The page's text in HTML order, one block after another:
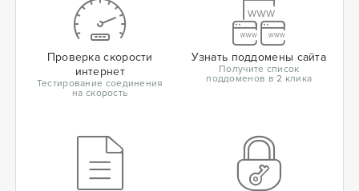
Проверка скорости
интернет
Тестирование соединения
на скорость
Узнать поддомены сайта
Получите список
поддоменов в 2 клика